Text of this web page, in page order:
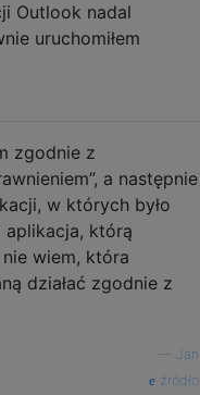
Outlook nadal
uruchomiłem
zgodnie z
a następnie
w których było
aplikacja, którą
wiem, która
działać zgodnie z
Jan
źródło